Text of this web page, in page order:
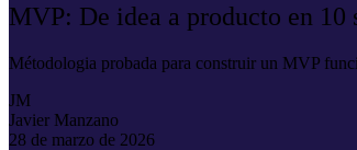
MVP: De idea a producto en 10
Métodologia probada para construir un MVP
JM
Javier Manzano
28 de marzo de 2026